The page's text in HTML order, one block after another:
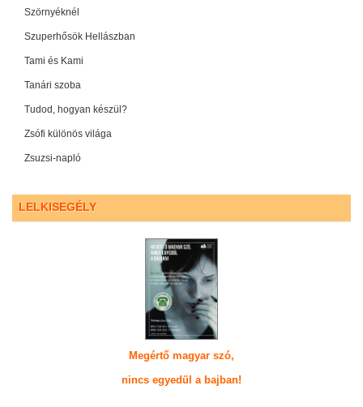
Szörnyéknél
Szuperhősök Hellászban
Tami és Kami
Tanári szoba
Tudod, hogyan készül?
Zsófi különös világa
Zsuzsi-napló
LELKISEGÉLY
Megértő magyar szó,
nincs egyedül a bajban!